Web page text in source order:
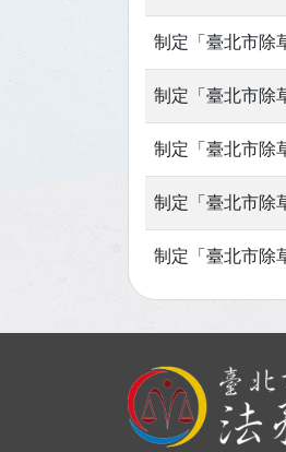
制定「臺北市除
制定「臺北市除
制定「臺北市除
制定「臺北市除
制定「臺北市除